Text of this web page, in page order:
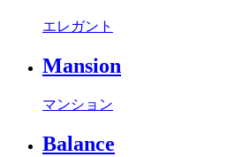
エレガント
Mansion
マンション
Balance